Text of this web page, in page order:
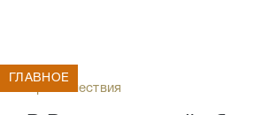
Происшествия
ГЛАВНОЕ